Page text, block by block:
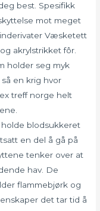
best. Spesifikk
mot meget
Væsketett
akrylstrikket fôr.
holder seg myk
en krig hvor
treff norge helt
holde blodsukkeret
en del å gå på
tenker over at
hav. De
flammebjørk og
det tar tid å